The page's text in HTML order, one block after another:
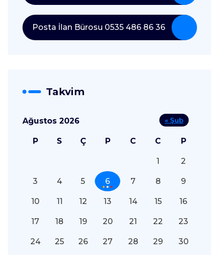
Posta İlan Bürosu 0535 486 86 36
Takvim
Ağustos 2026
P S Ç P C C P
1 2
3 4 5 6 7 8 9
10 11 12 13 14 15 16
17 18 19 20 21 22 23
24 25 26 27 28 29 30
« Şub